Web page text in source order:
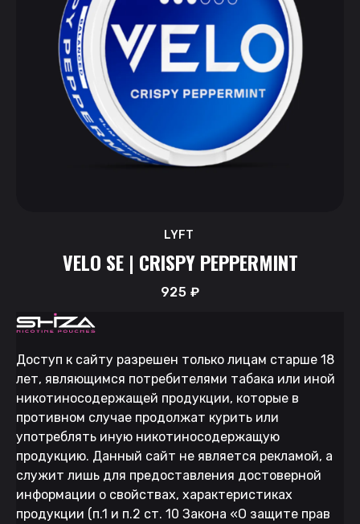
LYFT
VELO SE | CRISPY PEPPERMINT
925 ₽
Доступ к сайту разрешен только лицам старше 18
лет, являющимся потребителями табака или иной
никотиносодержащей продукции, которые в
противном случае продолжат курить или
употреблять иную никотиносодержащую
продукцию. Данный сайт не является рекламой, а
служит лишь для предоставления достоверной
информации о свойствах, характеристиках
продукции (п.1 и п.2 ст. 10 Закона «О защите прав